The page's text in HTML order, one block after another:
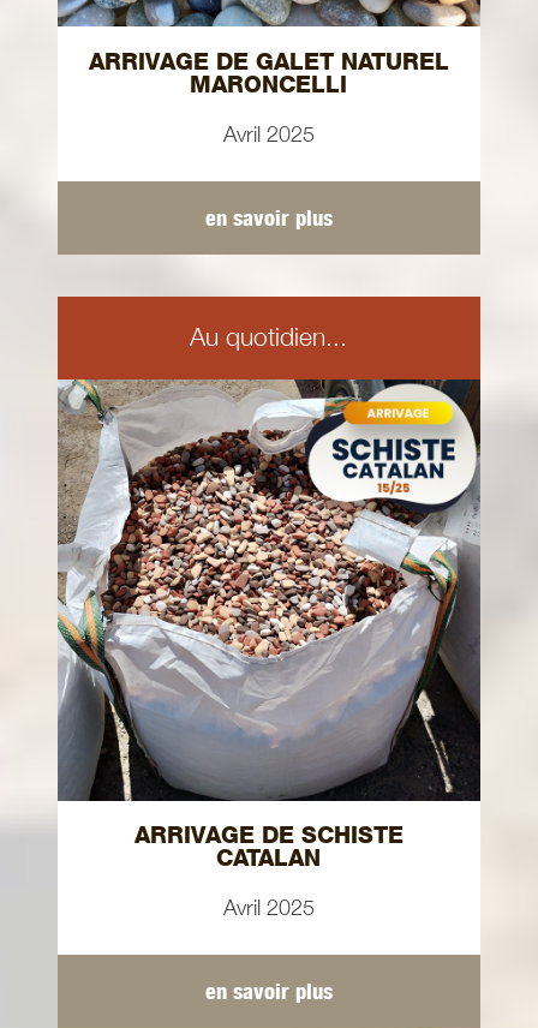
ARRIVAGE DE GALET NATUREL
MARONCELLI
Avril 2025
en savoir plus
Au quotidien...
ARRIVAGE DE SCHISTE
CATALAN
Avril 2025
en savoir plus